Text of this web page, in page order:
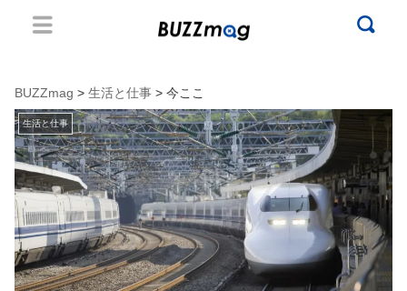
BUZZmag > 生活と仕事 > 今ここ
生活と仕事